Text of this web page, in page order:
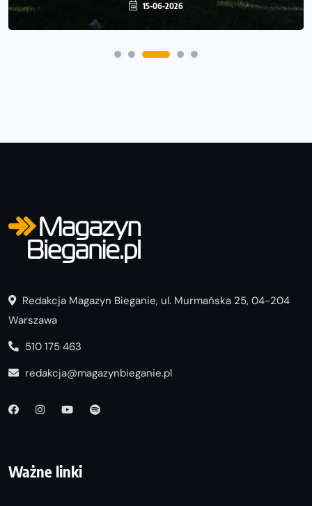
15-06-2026
10-05-2026
Redakcja Magazyn Bieganie, ul. Murmańska 25, 04-204
Warszawa
510 175 463
redakcja@magazynbieganie.pl
Ważne linki